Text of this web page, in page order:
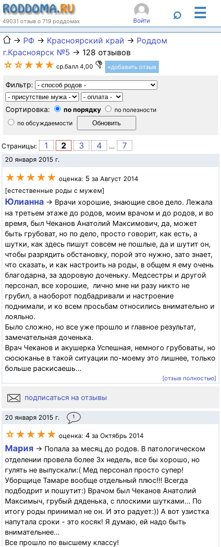
49031 отзыв о 719 роддомах Войти ⌕ ☰
→ РФ → Красноярский край → Роддом
г.Красноярск №5 → 128 отзывов
☆☆★★★ ср.балл 4,00 +добавить отзыв
Фильтр:
Сортировка: по порядку
по полезности
по обсуждаемости
Страницы: 1 2 3 4 ... 7
20 января 2015 г.
★★★★★ оценка: 5 за Август 2014
[естественные роды с мужем]
Юлианна → Врачи хорошие, знающие свое дело. Лежала
на третьем этаже до родов, моим врачом и до родов, и во
время, был Чеканов Анатолий Максимович, да, может
быть грубоват, но по дело, просто говорит, как есть, а
шутки, как здесь пишут совсем не пошлые, да и шутит он,
чтобы разрядить обстановку, порой это нужно, зато знает,
что сказать, и как настроить на роды, в общем я ему очень
благодарна, за здоровую доченьку. Медсестры и другой
персонал, все хорошие, лично мне ни разу никто не
грубил, а наоборот подбадривали и настроение
поднимали, и ко всем просьбам относились внимательно и
лояльно.
Было сложно, но все уже прошло и главное результат,
замечательная доченька.
Врач Чеканов и акушерка Успешная, немного грубоваты, но
сюсюканье в такой ситуации по-моему это лишнее, только
больше раскисаешь...
[отзыв полностью]
подписаться на отзывы
20 января 2015 г. 1
☆★★★★ оценка: 4 за Октябрь 2014
Мария → Попала за месяц до родов. В патологическом
отделении провела более 3х недель, все бы хорошо, но
гулять не выпускали:( Мед персонал просто супер!
Уборщице Тамаре вообще отдельный плюс!!! Всегда
подбодрит и пошутит:) Врачом был Чеканов Анатолий
Максимыч, грубый дяденька, с плоскими шутками... По
итогу роды принимал не он. И это радует:)) А вот узистка
напутала сроки - это косяк! Я думаю, ей надо быть
внимательнее...
Все прошло по высшему классу!